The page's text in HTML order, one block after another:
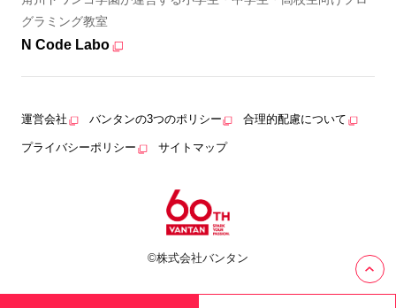
グラミング教室
N Code Labo
運営会社 バンタンの3つのポリシー 合理的配慮について
プライバシーポリシー サイトマップ
©株式会社バンタン